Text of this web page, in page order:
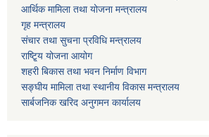
आर्थिक मामिला तथा योजना मन्त्रालय
गृह मन्त्रालय
संचार तथा सुचना प्रविधि मन्त्रालय
राष्टि्ृय योजना आयोग
शहरी बिकास तथा भवन निर्माण विभाग
सङ्घीय मामिला तथा स्थानीय विकास मन्त्रालय
सार्बजनिक खरिद अनुगमन कार्यालय